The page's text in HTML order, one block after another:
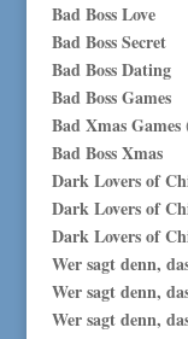
Bad Boss Love
Bad Boss Secret
Bad Boss Dating
Bad Boss Games
Bad Xmas Games
Bad Boss Xmas
Dark Lovers of
Dark Lovers of
Dark Lovers of
Wer sagt denn,
Wer sagt denn,
Wer sagt denn,